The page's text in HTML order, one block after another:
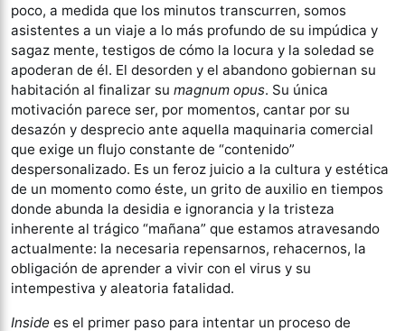
poco, a medida que los minutos transcurren, somos
asistentes a un viaje a lo más profundo de su impúdica y
sagaz mente, testigos de cómo la locura y la soledad se
apoderan de él. El desorden y el abandono gobiernan su
habitación al finalizar su magnum opus. Su única
motivación parece ser, por momentos, cantar por su
desazón y desprecio ante aquella maquinaria comercial
que exige un flujo constante de “contenido”
despersonalizado. Es un feroz juicio a la cultura y estética
de un momento como éste, un grito de auxilio en tiempos
donde abunda la desidia e ignorancia y la tristeza
inherente al trágico “mañana” que estamos atravesando
actualmente: la necesaria repensarnos, rehacernos, la
obligación de aprender a vivir con el virus y su
intempestiva y aleatoria fatalidad.
Inside es el primer paso para intentar un proceso de